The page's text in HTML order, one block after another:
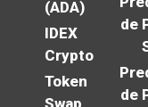
(ADA)
IDEX
Crypto
Token
Swap
de
de